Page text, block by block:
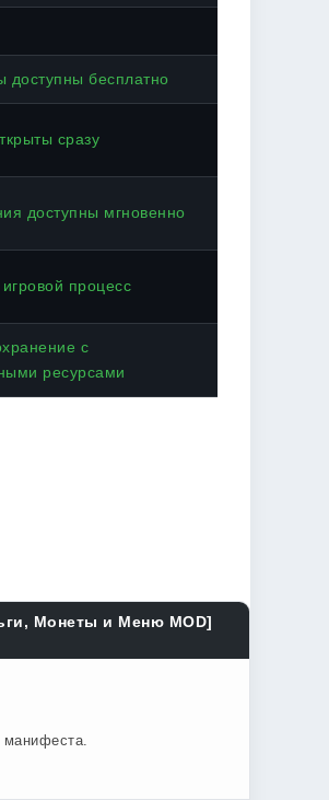
доступны бесплатно
сразу
доступны мгновенно
процесс
с
ресурсами
Монеты и Меню MOD]
манифеста.